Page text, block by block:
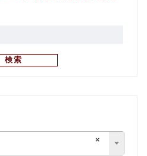
検索
×